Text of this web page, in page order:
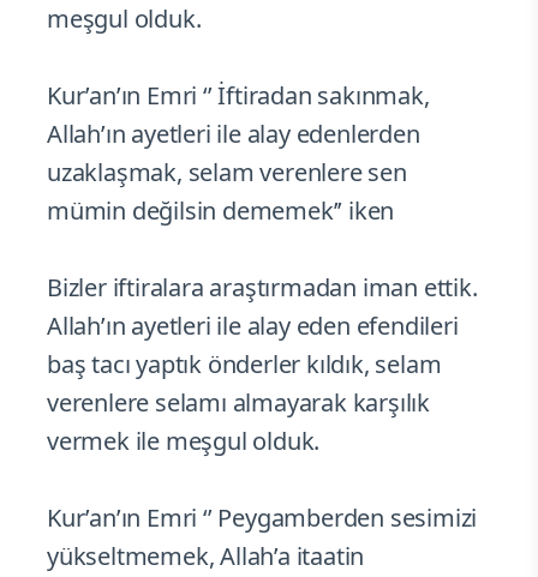
meşgul olduk.
Kur’an’ın Emri ‘’ İftiradan sakınmak,
Allah’ın ayetleri ile alay edenlerden
uzaklaşmak, selam verenlere sen
mümin değilsin dememek’’ iken
Bizler iftiralara araştırmadan iman ettik.
Allah’ın ayetleri ile alay eden efendileri
baş tacı yaptık önderler kıldık, selam
verenlere selamı almayarak karşılık
vermek ile meşgul olduk.
Kur’an’ın Emri ‘’ Peygamberden sesimizi
yükseltmemek, Allah’a itaatin